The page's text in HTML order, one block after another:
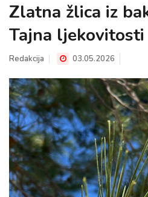
Zlatna žlica iz
Tajna
Redakcija 03.05.2026